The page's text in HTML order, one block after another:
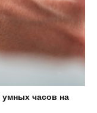
часов на